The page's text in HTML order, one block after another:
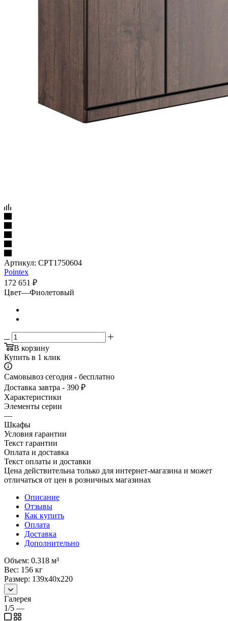
Артикул: CPT1750604
Pointex
172 651 ₽
Цвет—Фиолетовый
В корзину
Купить в 1 клик
Самовывоз сегодня - бесплатно
Доставка завтра - 390 ₽
Характеристики
Элементы серии
—
Шкафы
Условия гарантии
Текст гарантии
Оплата и доставка
Текст оплаты и доставки
Цена действительна только для интернет-магазина и может
отличаться от цен в розничных магазинах
Описание
Отзывы
Как купить
Оплата
Доставка
Дополнительно
Объем: 0.318 м³
Вес: 156 кг
Размер: 139x40x220
Галерея
1/5 —